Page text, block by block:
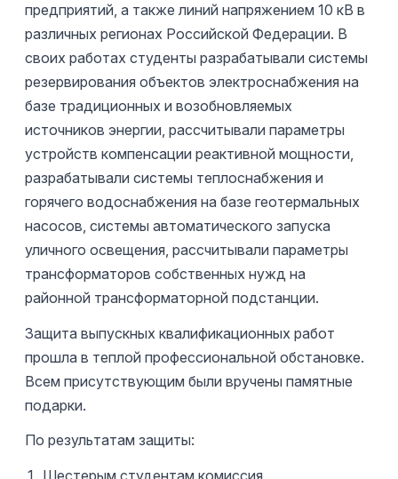
предприятий, а также линий напряжением 10 кВ в
различных регионах Российской Федерации. В
своих работах студенты разрабатывали системы
резервирования объектов электроснабжения на
базе традиционных и возобновляемых
источников энергии, рассчитывали параметры
устройств компенсации реактивной мощности,
разрабатывали системы теплоснабжения и
горячего водоснабжения на базе геотермальных
насосов, системы автоматического запуска
уличного освещения, рассчитывали параметры
трансформаторов собственных нужд на
районной трансформаторной подстанции.
Защита выпускных квалификационных работ
прошла в теплой профессиональной обстановке.
Всем присутствующим были вручены памятные
подарки.
По результатам защиты:
Шестерым студентам комиссия